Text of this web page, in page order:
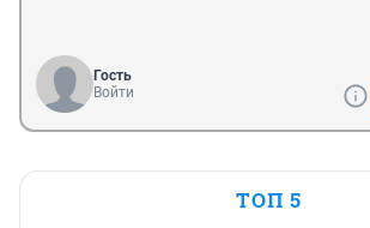
Гость
Войти
ТОП 5